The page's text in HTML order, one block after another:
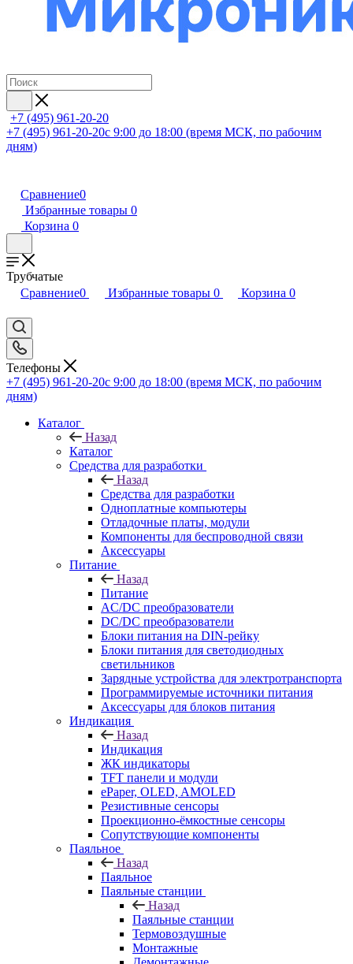
+7 (495) 961-20-20
+7 (495) 961-20-20с 9:00 до 18:00 (время МСК, по рабочим
дням)
Сравнение0
Избранные товары 0
Корзина 0
Трубчатые
Сравнение0 Избранные товары 0 Корзина 0
Телефоны
+7 (495) 961-20-20с 9:00 до 18:00 (время МСК, по рабочим
дням)
Каталог
Назад
Каталог
Средства для разработки
Назад
Средства для разработки
Одноплатные компьютеры
Отладочные платы, модули
Компоненты для беспроводной связи
Аксессуары
Питание
Назад
Питание
AC/DC преобразователи
DC/DC преобразователи
Блоки питания на DIN-рейку
Блоки питания для светодиодных
светильников
Зарядные устройства для электротранспорта
Программируемые источники питания
Аксессуары для блоков питания
Индикация
Назад
Индикация
ЖК индикаторы
TFT панели и модули
ePaper, OLED, AMOLED
Резистивные сенсоры
Проекционно-ёмкостные сенсоры
Сопутствующие компоненты
Паяльное
Назад
Паяльное
Паяльные станции
Назад
Паяльные станции
Термовоздушные
Монтажные